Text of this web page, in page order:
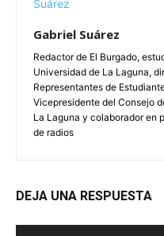
Gabriel Suárez
Redactor de El Burgado,
Universidad de La Laguna,
Representantes de
Vicepresidente del Consejo
La Laguna y colaborador en
de radios
DEJA UNA RESPUESTA